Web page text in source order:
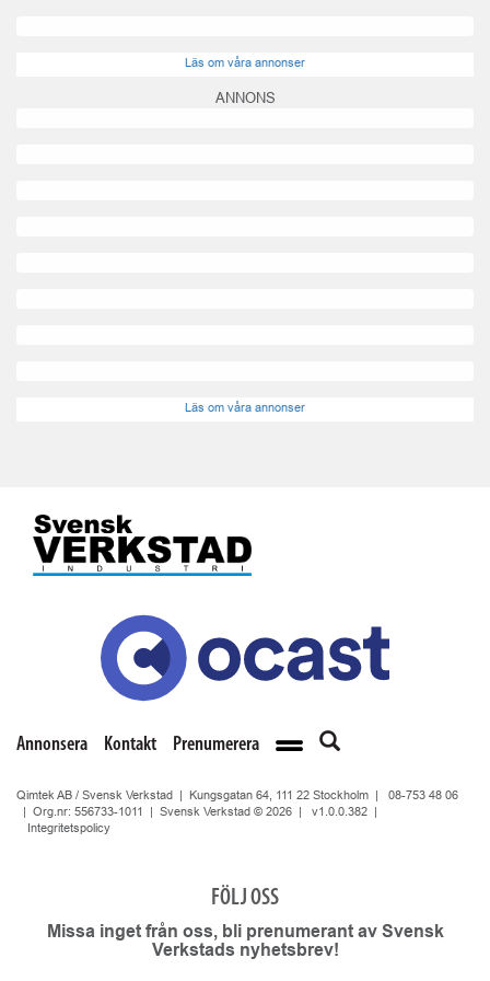
Läs om våra annonser
ANNONS
Läs om våra annonser
Annonsera Kontakt Prenumerera
Qimtek AB / Svensk Verkstad | Kungsgatan 64, 111 22 Stockholm | 08-753 48 06
| Org.nr: 556733-1011 | Svensk Verkstad © 2026 | v1.0.0.382
Integritetspolicy
FÖLJ OSS
Missa inget från oss, bli prenumerant av Svensk
Verkstads nyhetsbrev!